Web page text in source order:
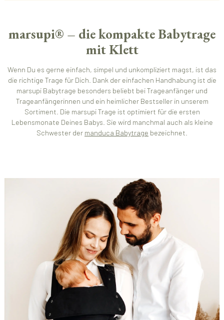
marsupi® – die kompakte Babytrage
mit Klett
Wenn Du es gerne einfach, simpel und unkompliziert magst, ist das
die richtige Trage für Dich. Dank der einfachen Handhabung ist die
marsupi Babytrage besonders beliebt bei Trageanfänger und
Trageanfängerinnen und ein heimlicher Bestseller in unserem
Sortiment. Die marsupi Trage ist optimiert für die ersten
Lebensmonate Deines Babys. Sie wird manchmal auch als kleine
Schwester der manduca Babytrage bezeichnet.